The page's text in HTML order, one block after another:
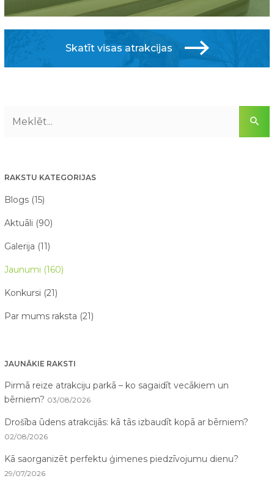
Skatīt visas atrakcijas
RAKSTU KATEGORIJAS
Blogs (15)
Aktuāli (90)
Galerija (11)
Jaunumi (160)
Konkursi (21)
Par mums raksta (21)
JAUNĀKIE RAKSTI
Pirmā reize atrakciju parkā – ko sagaidīt vecākiem un
bērniem? 03/08/2026
Drošība ūdens atrakcijās: kā tās izbaudīt kopā ar bērniem?
02/08/2026
Kā saorganizēt perfektu ģimenes piedzīvojumu dienu?
29/07/2026